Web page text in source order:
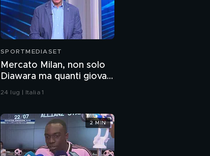
SPORTMEDIASET
Mercato Milan, non solo
Diawara ma quanti giovani
di qualità
24 lug | Italia 1
2 MIN